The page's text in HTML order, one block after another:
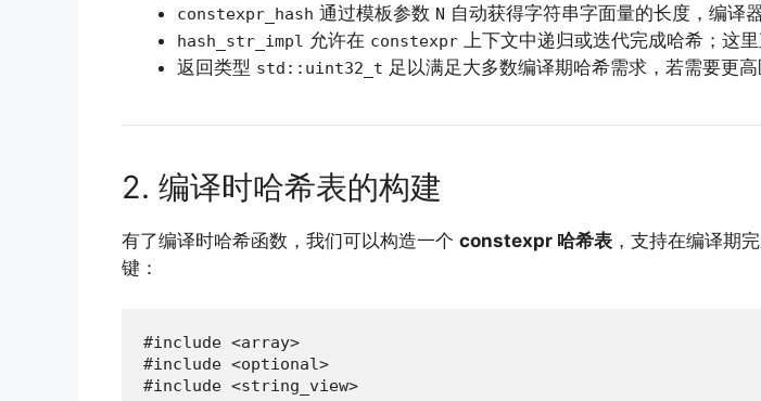
constexpr_hash 通过模板参数 N 自动获得字符串字面量的长度，编译
hash_str_impl 允许在 constexpr 上下文中递归或迭代完成哈希；这
返回类型 std::uint32_t 足以满足大多数编译期哈希需求，若需要更
2. 编译时哈希表的构建
有了编译时哈希函数，我们可以构造一个 constexpr 哈希表 ，支持在编译期
键：
#include <array>
#include <optional>
#include <string_view>